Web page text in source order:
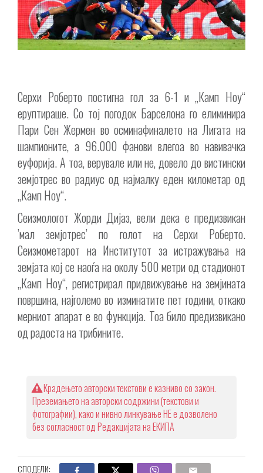
Серхи Роберто постигна гол за 6-1 и „Камп Ноу“
еруптираше. Со тој погодок Барселона го елиминира
Пари Сен Жермен во осминафиналето на Лигата на
шампионите, а 96.000 фанови влегоа во навивачка
еуфорија. А тоа, верувале или не, довело до вистински
земјотрес во радиус од најмалку еден километар од
„Камп Ноу“.
Сеизмологот Жорди Дијаз, вели дека е предизвикан
’мал земјотрес’ по голот на Серхи Роберто.
Сеизмометарот на Институтот за истражувања на
земјата кој се наоѓа на околу 500 метри од стадионот
„Камп Ноу“, регистрирал придвижување на земјината
површина, најголемо во изминатите пет години, откако
мерниот апарат е во функција. Тоа било предизвикано
од радоста на трибините.
Крадењето авторски текстови е казниво со закон.
Преземањето на авторски содржини (текстови и
фотографии), како и нивно линкување НЕ е дозволено
без согласност од Редакцијата на ЕКИПА
СПОДЕЛИ: